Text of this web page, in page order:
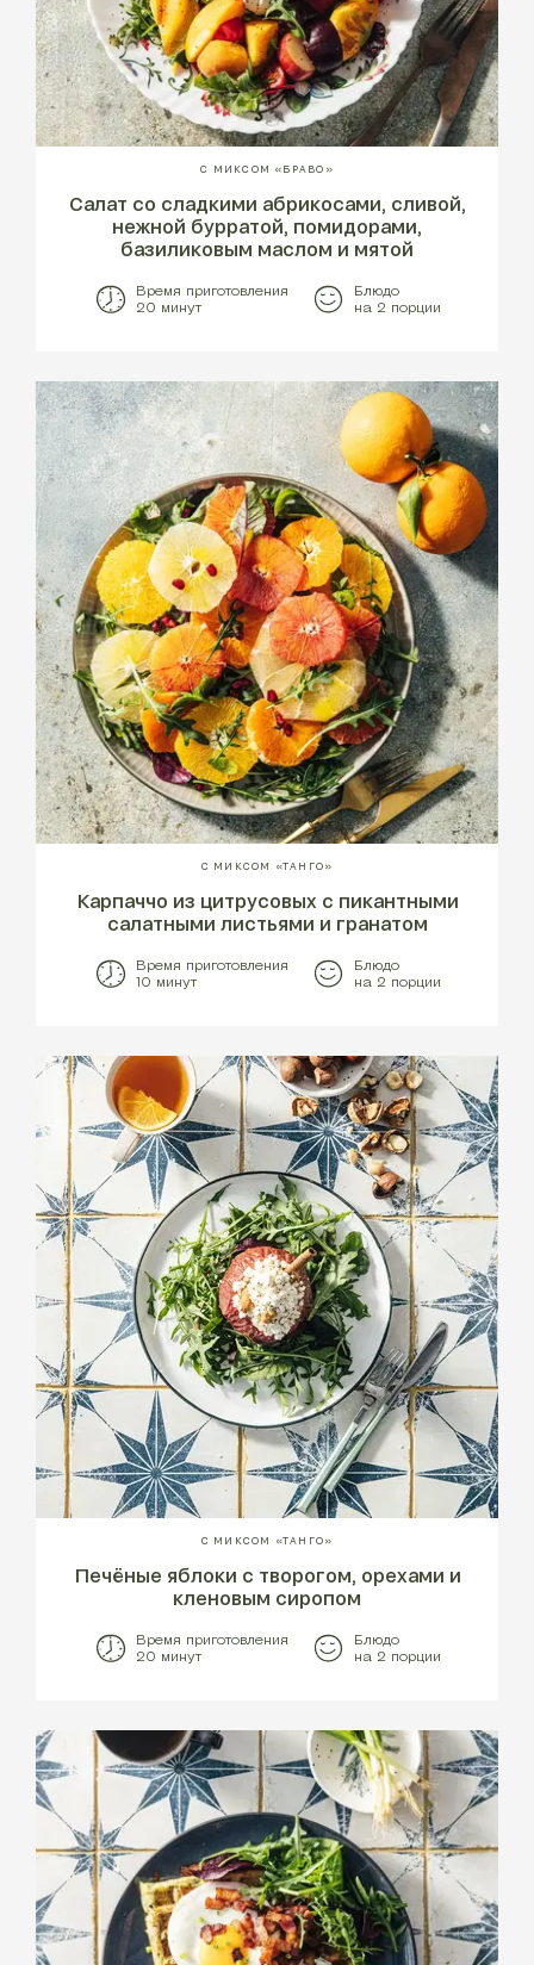
С МИКСОМ «БРАВО»
Салат со сладкими абрикосами, сливой,
нежной бурратой, помидорами,
базиликовым маслом и мятой
Время приготовления
20 минут
Блюдо
на 2 порции
С МИКСОМ «ТАНГО»
Карпаччо из цитрусовых с пикантными
салатными листьями и гранатом
Время приготовления
10 минут
Блюдо
на 2 порции
С МИКСОМ «ТАНГО»
Печёные яблоки с творогом, орехами и
кленовым сиропом
Время приготовления
20 минут
Блюдо
на 2 порции